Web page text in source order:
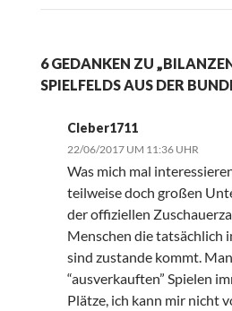
6 GEDANKEN ZU
SPIELFELDS AUS DER
Cleber1711
22/06/2017 UM 11:36 UHR
Was mich mal
teilweise doch großen
der offiziellen
Menschen die tatsächlich
sind zustande kommt.
“ausverkauften” Spielen
Plätze, ich kann mir nicht